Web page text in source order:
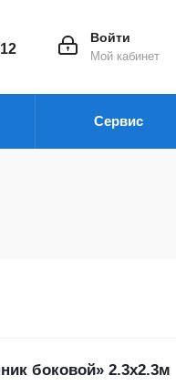
Войти
Мой кабинет
Сервис
боковой» 2.3х2.3м